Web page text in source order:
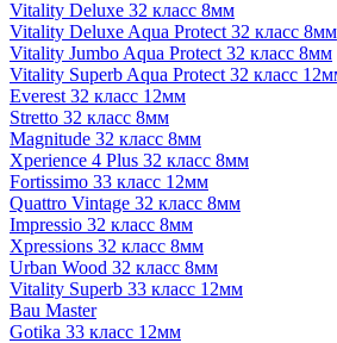
Vitality Deluxe 32 класс 8мм
Vitality Deluxe Aqua Protect 32 класс 8мм
Vitality Jumbo Aqua Protect 32 класс 8мм
Vitality Superb Aqua Protect 32 класс
Everest 32 класс 12мм
Stretto 32 класс 8мм
Magnitude 32 класс 8мм
Xperience 4 Plus 32 класс 8мм
Fortissimo 33 класс 12мм
Quattro Vintage 32 класс 8мм
Impressio 32 класс 8мм
Xpressions 32 класс 8мм
Urban Wood 32 класс 8мм
Vitality Superb 33 класс 12мм
Bau Master
Gotika 33 класс 12мм